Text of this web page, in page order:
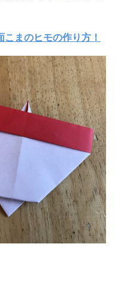
まのヒモの作り方！